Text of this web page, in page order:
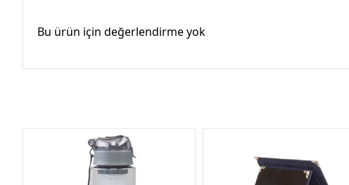
Bu ürün için değerlendirme yok